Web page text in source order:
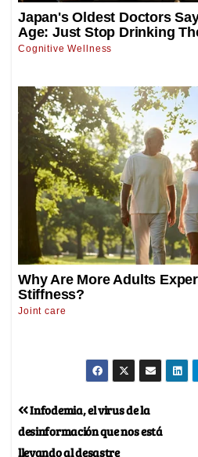
Infodemia, el virus de la
desinformación que nos está
llevando al desastre